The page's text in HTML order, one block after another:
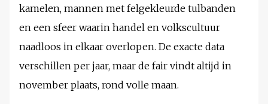
kamelen, mannen met felgekleurde tulbanden
en een sfeer waarin handel en volkscultuur
naadloos in elkaar overlopen. De exacte data
verschillen per jaar, maar de fair vindt altijd in
november plaats, rond volle maan.